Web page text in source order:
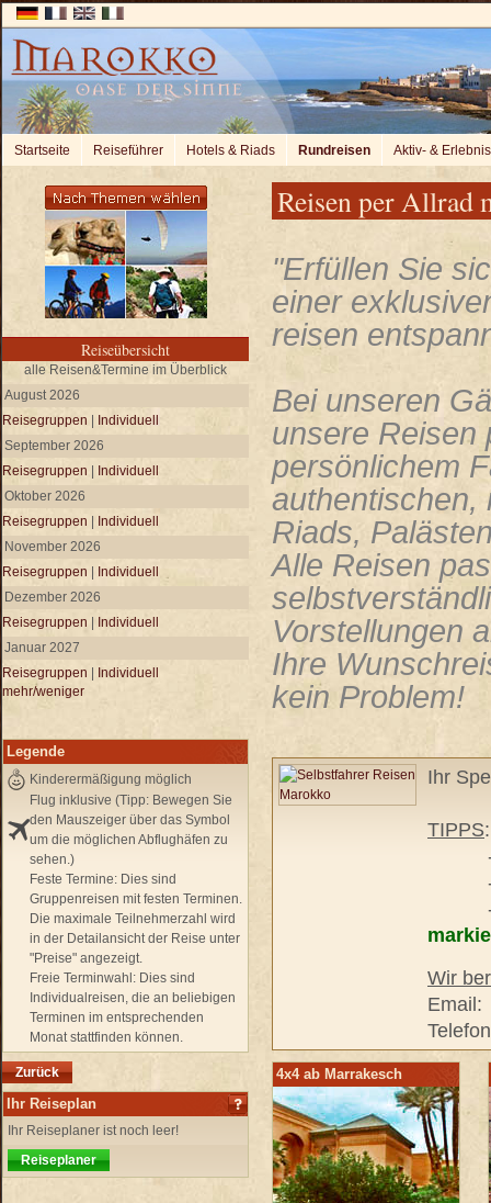
Startseite Reiseführer Hotels & Riads Rundreisen Aktiv- &
Reiseübersicht
alle Reisen&Termine im Überblick
August 2026
Reisegruppen
Individuell
September 2026
Reisegruppen
Individuell
Oktober 2026
Reisegruppen
Individuell
November 2026
Reisegruppen
Individuell
Dezember 2026
Reisegruppen
Individuell
Januar 2027
Reisegruppen
Individuell
mehr/weniger
Legende
Kinderermäßigung möglich
Flug inklusive (Tipp: Bewegen Sie
den Mauszeiger über das Symbol
um die möglichen Abflughäfen zu
sehen.)
Feste Termine: Dies sind
Gruppenreisen mit festen Terminen.
Die maximale Teilnehmerzahl wird
in der Detailansicht der Reise unter
"Preise" angezeigt.
Freie Terminwahl: Dies sind
Individualreisen, die an beliebigen
Terminen im entsprechenden
Monat stattfinden können.
Zurück
Ihr Reiseplan
Ihr Reiseplaner ist noch leer!
Reiseplaner
Reisen per Allrad
"Erfüllen Sie
einer
reisen
Bei unseren
unsere Reisen
persönlichem
authentischen,
Riads,
Alle Reisen
Vorstellungen
Ihre
kein Problem!
Ihr
TIPPS
-
-
- frei
Wir
Email:
4x4 ab Marrakesch